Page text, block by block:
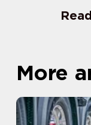
More